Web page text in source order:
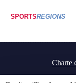
SPORTSREGIONS
Charte